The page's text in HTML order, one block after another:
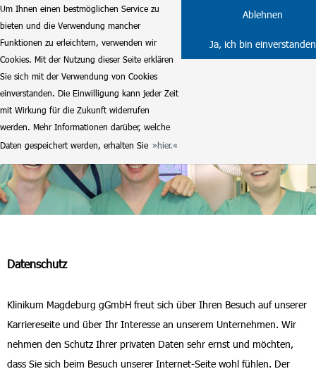
Um Ihnen einen bestmöglichen Service zu
bieten und die Verwendung mancher
Funktionen zu erleichtern, verwenden wir
Cookies. Mit der Nutzung dieser Seite erklären
Sie sich mit der Verwendung von Cookies
einverstanden. Die Einwilligung kann jeder Zeit
mit Wirkung für die Zukunft widerrufen
werden. Mehr Informationen darüber, welche
Daten gespeichert werden, erhalten Sie
hier.
Ablehnen
Ja, ich bin einverstanden
Datenschutz
Klinikum Magdeburg gGmbH freut sich über Ihren Besuch auf unserer
Karriereseite und über Ihr Interesse an unserem Unternehmen. Wir
nehmen den Schutz Ihrer privaten Daten sehr ernst und möchten,
dass Sie sich beim Besuch unserer Internet-Seite wohl fühlen. Der